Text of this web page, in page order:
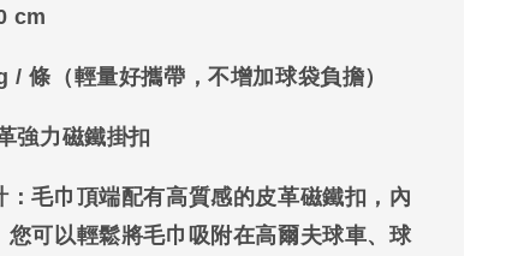
cm
/ 條（輕量好攜帶，不增加球袋負擔）
強力磁鐵掛扣
：毛巾頂端配有高質感的皮革磁鐵扣，內
您可以輕鬆將毛巾吸附在高爾夫球車、球